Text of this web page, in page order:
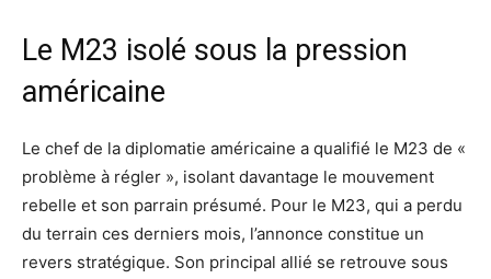
Le M23 isolé sous la pression
américaine
Le chef de la diplomatie américaine a qualifié le M23 de «
problème à régler », isolant davantage le mouvement
rebelle et son parrain présumé. Pour le M23, qui a perdu
du terrain ces derniers mois, l’annonce constitue un
revers stratégique. Son principal allié se retrouve sous